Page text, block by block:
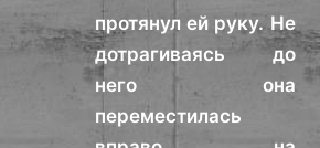
протянул ей руку. Не
дотрагиваясь до
него она
переместилась